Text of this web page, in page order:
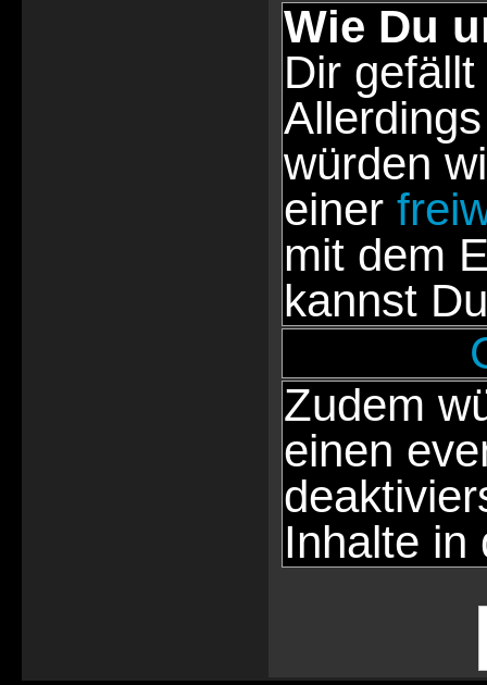
Wie Du
Dir
würden
einer
mit dem
kannst
Zudem
einen
Inhalte in